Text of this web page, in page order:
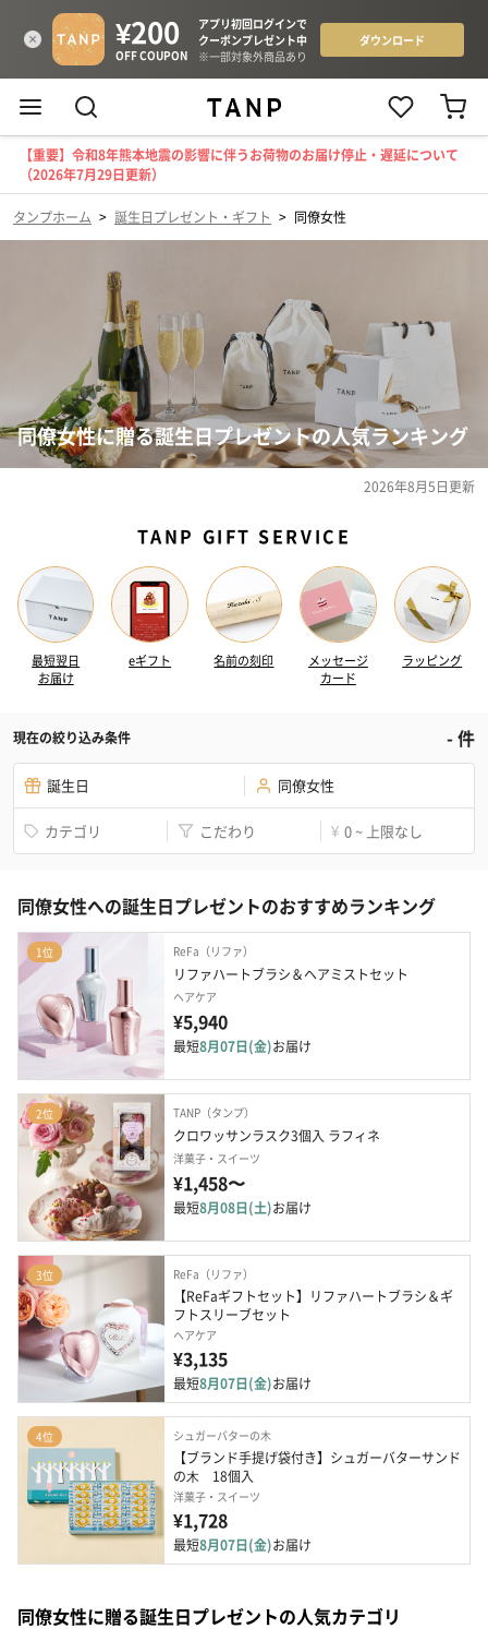
【重要】令和8年熊本地震の影響に伴うお荷物のお届け停止・遅延について
（2026年7月29日更新）
タンプホーム > 誕生日プレゼント・ギフト > 同僚女性
同僚女性に贈る誕生日プレゼントの人気ランキング
2026年8月5日更新
TANP GIFT SERVICE
最短翌日
お届け
eギフト 名前の刻印
メッセージ
カード
ラッピング
現在の絞り込み条件 -件
誕生日 同僚女性
カテゴリ こだわり ¥ 0 ~ 上限なし
同僚女性への誕生日プレゼントのおすすめランキング
1位 ReFa（リファ）
リファハートブラシ＆ヘアミストセット
ヘアケア
¥5,940
最短8月07日(金)お届け
2位 TANP（タンプ）
クロワッサンラスク3個入 ラフィネ
洋菓子・スイーツ
¥1,458〜
最短8月08日(土)お届け
3位 ReFa（リファ）
【ReFaギフトセット】リファハートブラシ＆ギ
フトスリーブセット
ヘアケア
¥3,135
最短8月07日(金)お届け
4位 シュガーバターの木
【ブランド手提げ袋付き】シュガーバターサンド
の⽊　18個入
洋菓子・スイーツ
¥1,728
最短8月07日(金)お届け
同僚女性に贈る誕生日プレゼントの人気カテゴリ